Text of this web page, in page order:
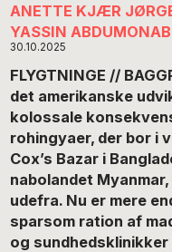
ANETTE KJÆR
YASSIN ABDUMONAB
30.10.2025
FLYGTNINGE //
det amerikanske
kolossale
rohingyaer, der bor i
Cox’s Bazar i
nabolandet
udefra. Nu er mere
sparsom ration af
og